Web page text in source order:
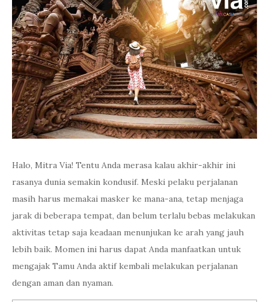
Halo, Mitra Via! Tentu Anda merasa kalau akhir-akhir ini
rasanya dunia semakin kondusif. Meski pelaku perjalanan
masih harus memakai masker ke mana-ana, tetap menjaga
jarak di beberapa tempat, dan belum terlalu bebas melakukan
aktivitas tetap saja keadaan menunjukan ke arah yang jauh
lebih baik. Momen ini harus dapat Anda manfaatkan untuk
mengajak Tamu Anda aktif kembali melakukan perjalanan
dengan aman dan nyaman.